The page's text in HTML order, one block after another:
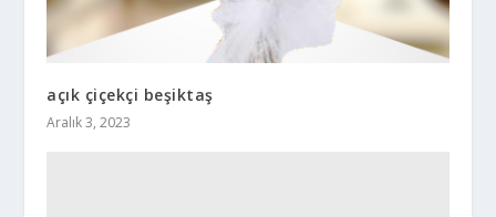
açık çiçekçi beşiktaş
Aralık 3, 2023